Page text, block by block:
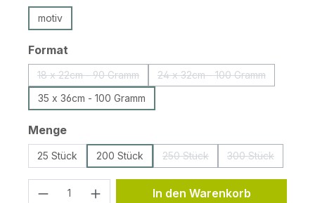
motiv
Format
18 x 22cm - 90 Gramm 24 x 32cm - 100 Gramm
35 x 36cm - 100 Gramm
Mengeauswählen
25 Stück 200 Stück 250 Stück 300 Stück
Produkt Anzahl: Gib den
In den Warenkorb